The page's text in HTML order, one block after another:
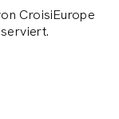
CroisiEurope